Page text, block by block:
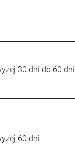
30 dni do 60 dni
60 dni